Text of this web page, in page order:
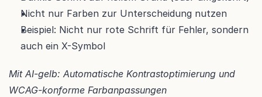
Nicht nur Farben zur Unterscheidung nutzen
Beispiel: Nicht nur rote Schrift für Fehler, sondern
auch ein X-Symbol
Mit AI-gelb: Automatische Kontrastoptimierung und
WCAG-konforme Farbanpassungen